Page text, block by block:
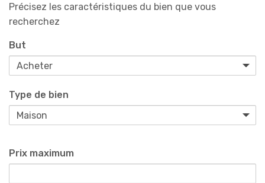
Précisez les caractéristiques du bien que vous
recherchez
But
Type de bien
Prix maximum